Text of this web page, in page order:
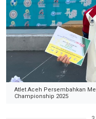
Atlet Aceh Persembahkan
Championship 2025